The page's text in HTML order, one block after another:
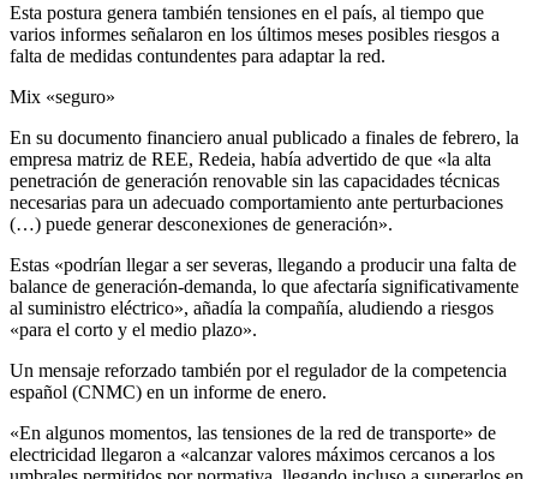
Esta postura genera también tensiones en el país, al tiempo que
varios informes señalaron en los últimos meses posibles riesgos a
falta de medidas contundentes para adaptar la red.
Mix «seguro»
En su documento financiero anual publicado a finales de febrero, la
empresa matriz de REE, Redeia, había advertido de que «la alta
penetración de generación renovable sin las capacidades técnicas
necesarias para un adecuado comportamiento ante perturbaciones
(…) puede generar desconexiones de generación».
Estas «podrían llegar a ser severas, llegando a producir una falta de
balance de generación-demanda, lo que afectaría significativamente
al suministro eléctrico», añadía la compañía, aludiendo a riesgos
«para el corto y el medio plazo».
Un mensaje reforzado también por el regulador de la competencia
español (CNMC) en un informe de enero.
«En algunos momentos, las tensiones de la red de transporte» de
electricidad llegaron a «alcanzar valores máximos cercanos a los